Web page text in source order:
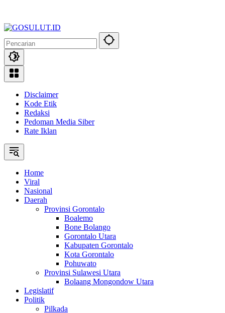
Disclaimer
Kode Etik
Redaksi
Pedoman Media Siber
Rate Iklan
Home
Viral
Nasional
Daerah
Provinsi Gorontalo
Boalemo
Bone Bolango
Gorontalo Utara
Kabupaten Gorontalo
Kota Gorontalo
Pohuwato
Provinsi Sulawesi Utara
Bolaang Mongondow Utara
Legislatif
Politik
Pilkada